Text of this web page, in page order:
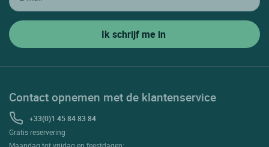
Contact opnemen met de klantenservice
+33(0)1 45 84 83 84
Gratis reservering